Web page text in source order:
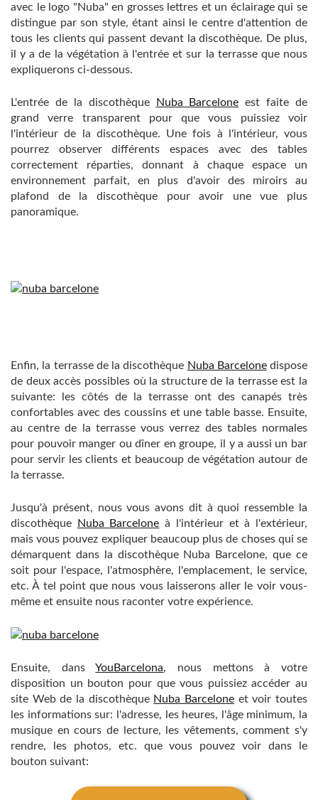
avec le logo "Nuba" en grosses lettres et un éclairage qui se
distingue par son style, étant ainsi le centre d'attention de
tous les clients qui passent devant la discothèque. De plus,
il y a de la végétation à l'entrée et sur la terrasse que nous
expliquerons ci-dessous.
L'entrée de la discothèque Nuba Barcelone est faite de
grand verre transparent pour que vous puissiez voir
l'intérieur de la discothèque. Une fois à l'intérieur, vous
pourrez observer différents espaces avec des tables
correctement réparties, donnant à chaque espace un
environnement parfait, en plus d'avoir des miroirs au
plafond de la discothèque pour avoir une vue plus
panoramique.
Enfin, la terrasse de la discothèque Nuba Barcelonedispose
de deux accès possibles où la structure de la terrasse est la
suivante: les côtés de la terrasse ont des canapés très
confortables avec des coussins et une table basse. Ensuite,
au centre de la terrasse vous verrez des tables normales
pour pouvoir manger ou dîner en groupe, il y a aussi un bar
pour servir les clients et beaucoup de végétation autour de
la terrasse.
Jusqu'à présent, nous vous avons dit à quoi ressemble la
discothèque
Nuba Barcelone à l'intérieur et à l'extérieur,
mais vous pouvez expliquer beaucoup plus de choses qui se
démarquent dans la discothèque Nuba Barcelone, ​​que ce
soit pour l'espace, l'atmosphère, l'emplacement, le service,
etc. À tel point que nous vous laisserons aller le voir vous-
même et ensuite nous raconter votre expérience.
Ensuite, dansYouBarcelona, ​​nous mettons à votre
disposition un bouton pour que vous puissiez accéder au
site Web de la discothèque Nuba Barcelone et voir toutes
les informations sur: l'adresse, les heures, l'âge minimum, la
musique en cours de lecture, les vêtements, comment s'y
rendre, les photos, etc. que vous pouvez voir dans le
bouton suivant: